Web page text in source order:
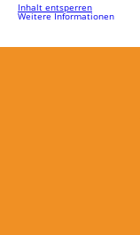
Inhalt entsperren
Weitere Informationen